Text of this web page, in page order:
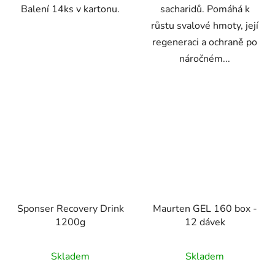
Balení 14ks v kartonu.
sacharidů. Pomáhá k
růstu svalové hmoty, její
regeneraci a ochraně po
náročném...
Sponser Recovery Drink
1200g
Skladem
Maurten GEL 160 box -
12 dávek
Skladem